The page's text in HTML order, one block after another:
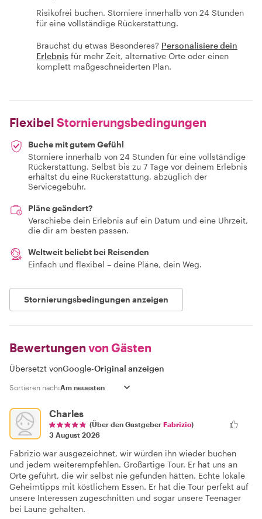
Risikofrei buchen. Storniere innerhalb von 24 Stunden
für eine vollständige Rückerstattung.
Brauchst du etwas Besonderes? Personalisiere dein
Erlebnis für mehr Zeit, alternative Orte oder einen
komplett maßgeschneiderten Plan.
Flexibel Stornierungsbedingungen
Buche mit gutem Gefühl
Storniere innerhalb von 24 Stunden für eine vollständige
Rückerstattung. Selbst bis zu 7 Tage vor deinem Erlebnis
erhältst du eine Rückerstattung, abzüglich der
Servicegebühr.
Pläne geändert?
Verschiebe dein Erlebnis auf ein Datum und eine Uhrzeit,
die dir am besten passen.
Weltweit beliebt bei Reisenden
Einfach und flexibel – deine Pläne, dein Weg.
Stornierungsbedingungen anzeigen
Bewertungen von Gästen
Übersetzt vonGoogle-Original anzeigen
Sortieren nach:
Charles
(Über den Gastgeber Fabrizio)
3 August 2026
Fabrizio war ausgezeichnet, wir würden ihn wieder buchen
und jedem weiterempfehlen. Großartige Tour. Er hat uns an
Orte geführt, die wir selbst nie gefunden hätten. Echte lokale
Geheimtipps mit köstlichem Essen. Er hat die Tour perfekt auf
unsere Interessen zugeschnitten und sogar unsere Teenager
bei Laune gehalten.